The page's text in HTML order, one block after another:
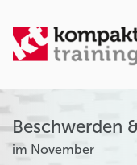
Beschwerden
im November